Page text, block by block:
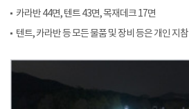
카라반 44면, 텐트 43면, 목재데크 17면
텐트, 카라반 등 모든 물품 및 장비 등은 개인 지참